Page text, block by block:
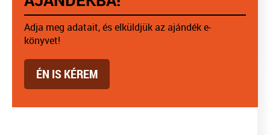
Adja meg adatait, és elküldjük az ajándék e-
könyvet!
ÉN IS KÉREM